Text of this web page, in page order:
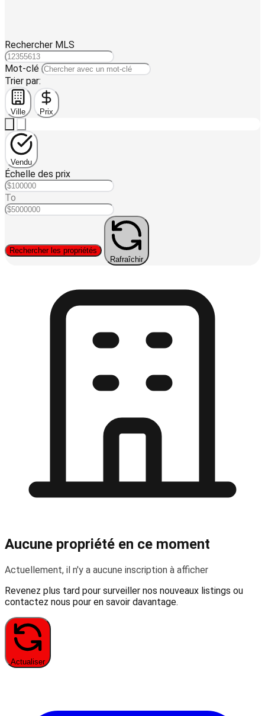
Rechercher MLS
Mot-clé
Trier par:
Ville Prix
Vendu
Échelle des prix
To
Rechercher les propriétés
Rafraîchir
Aucune propriété en ce moment
Actuellement, il n'y a aucune inscription à afficher
Revenez plus tard pour surveiller nos nouveaux listings ou
contactez nous pour en savoir davantage.
Actualiser